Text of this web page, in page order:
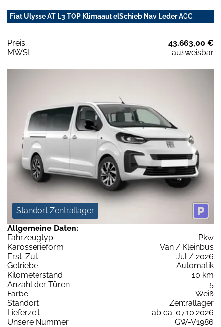
Fiat Ulysse AT L3 TOP Klimaaut elSchieb Nav Leder ACC
Preis:
43.663,00 €
MWSt:
ausweisbar
Standort Zentrallager
Allgemeine Daten:
Fahrzeugtyp
Pkw
Karosserieform
Van / Kleinbus
Erst-Zul.
Jul / 2026
Getriebe
Automatik
Kilometerstand
10 km
Anzahl der Türen
5
Farbe
Weiß
Standort
Zentrallager
Lieferzeit
ab ca. 07.10.2026
Unsere Nummer
GW-V1986